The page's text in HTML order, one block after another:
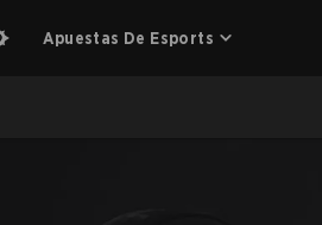
Apuestas De Esports